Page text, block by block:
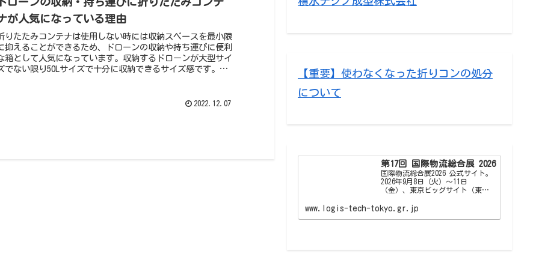
が人気になっている理由
りたたみコンテナは使用しない時には収納スペースを最小限
抑えることができるため、ドローンの収納や持ち運びに便利
箱として人気になっています。収納するドローンが大型サイ
でない限り50Lサイズで十分に収納できるサイズ感です。例
50Lサイズの折りたたみコンテナに収納可能です。 2022.12.07
【重要】使わなくなった折りコンの処分
について
第17回 国際物流総合展 2026
国際物流総合展2026 公式サイト。
2026年9月8日（火）～11日
（金）、東京ビッグサイト（東京
ル、西1〜4ホールで開催。今回は
www.logis-tech-tokyo.gr.jp